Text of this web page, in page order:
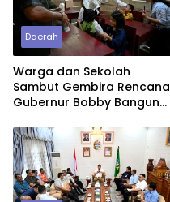
Daerah
Warga dan Sekolah
Sambut Gembira Rencana
Gubernur Bobby Bangun
Utara